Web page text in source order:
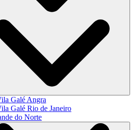
Galé Angra
Galé Rio de Janeiro
do Norte